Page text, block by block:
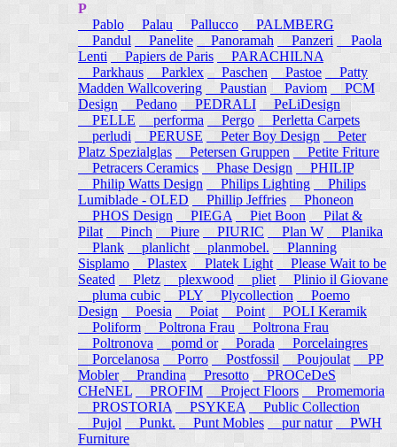
P
Pablo
Palau Pallucco
PALMBERG
Pandul
Panelite Panoramah Panzeri
Paola
Lenti
Papiers de Paris
PARACHILNA
Parkhaus
Parklex Paschen Pastoe
Patty
Madden Wallcovering
Paustian Paviom
PCM
Design
Pedano PEDRALI
PeLiDesign
PELLE
performa Pergo
Perletta Carpets
perludi
PERUSE Peter Boy Design
Peter
Platz Spezialglas
Petersen Gruppen
Petite Friture
Petracers Ceramics
Phase Design
PHILIP
Philip Watts Design
Philips Lighting
Philips
Lumiblade - OLED
Phillip Jeffries
Phoneon
PHOS Design
PIEGA Piet Boon
Pilat &
Pilat
Pinch Piure PIURIC Plan W
Planika
Plank
planlicht planmobel. Planning
Sisplamo
Plastex Platek Light
Please Wait to be
Seated
Pletz plexwood pliet
Plinio il Giovane
pluma cubic
PLY Plycollection
Poemo
Design
Poesia Poiat Point
POLI Keramik
Poliform
Poltrona Frau
Poltrona Frau
Poltronova
pomd or Porada
Porcelaingres
Porcelanosa
Porro Postfossil Poujoulat
PP
Mobler
Prandina Presotto
PROCeDeS
CHeNEL
PROFIM Project Floors
Promemoria
PROSTORIA
PSYKEA
Public Collection
Pujol
Punkt. Punt Mobles pur natur
PWH
Furniture